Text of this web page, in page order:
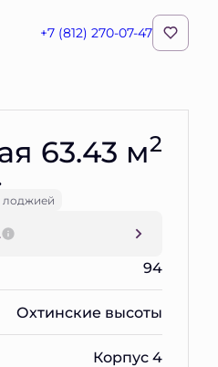
+7 (812) 270-07-47
Забронировать
63.43 м2
лоджией
94
Охтинские высоты
Корпус 4